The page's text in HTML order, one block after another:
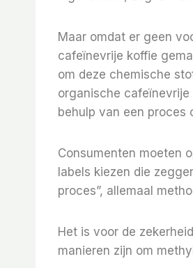
Maar omdat er geen
cafeïnevrije koffie
om deze chemische
organische
behulp van een proces
Consumenten moeten
labels kiezen die
proces”, allemaal
Het is voor de
manieren zijn om